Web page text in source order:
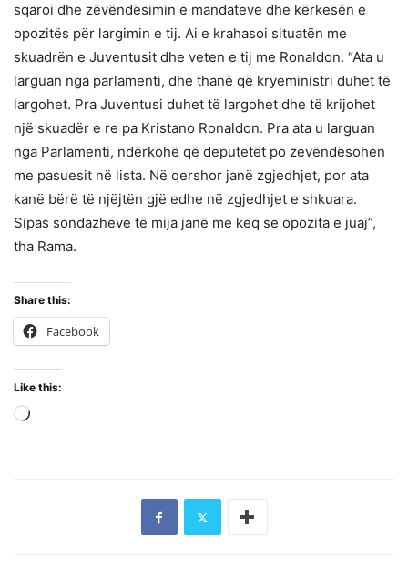
sqaroi dhe zëvëndësimin e mandateve dhe kërkesën e
opozitës për largimin e tij. Ai e krahasoi situatën me
skuadrën e Juventusit dhe veten e tij me Ronaldon. “Ata u
larguan nga parlamenti, dhe thanë që kryeministri duhet të
largohet. Pra Juventusi duhet të largohet dhe të krijohet
një skuadër e re pa Kristano Ronaldon. Pra ata u larguan
nga Parlamenti, ndërkohë që deputetët po zevëndësohen
me pasuesit në lista. Në qershor janë zgjedhjet, por ata
kanë bërë të njëjtën gjë edhe në zgjedhjet e shkuara.
Sipas sondazheve të mija janë me keq se opozita e juaj”,
tha Rama.
Share this:
Facebook
Like this: